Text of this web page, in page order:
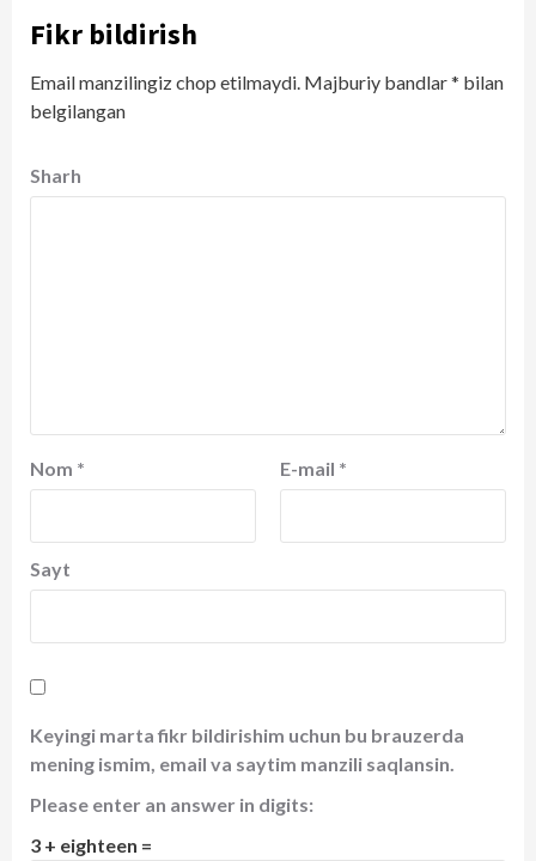
Fikr bildirish
Email manzilingiz chop etilmaydi. Majburiy bandlar* bilan
belgilangan
Sharh
Nom * E-mail *
Sayt
Keyingi marta fikr bildirishim uchun bu brauzerda
mening ismim, email va saytim manzili saqlansin.
Please enter an answer in digits:
3 + eighteen =